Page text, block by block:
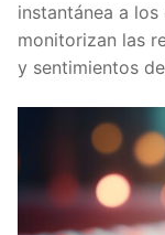
instantánea a
monitorizan las
y sentimientos